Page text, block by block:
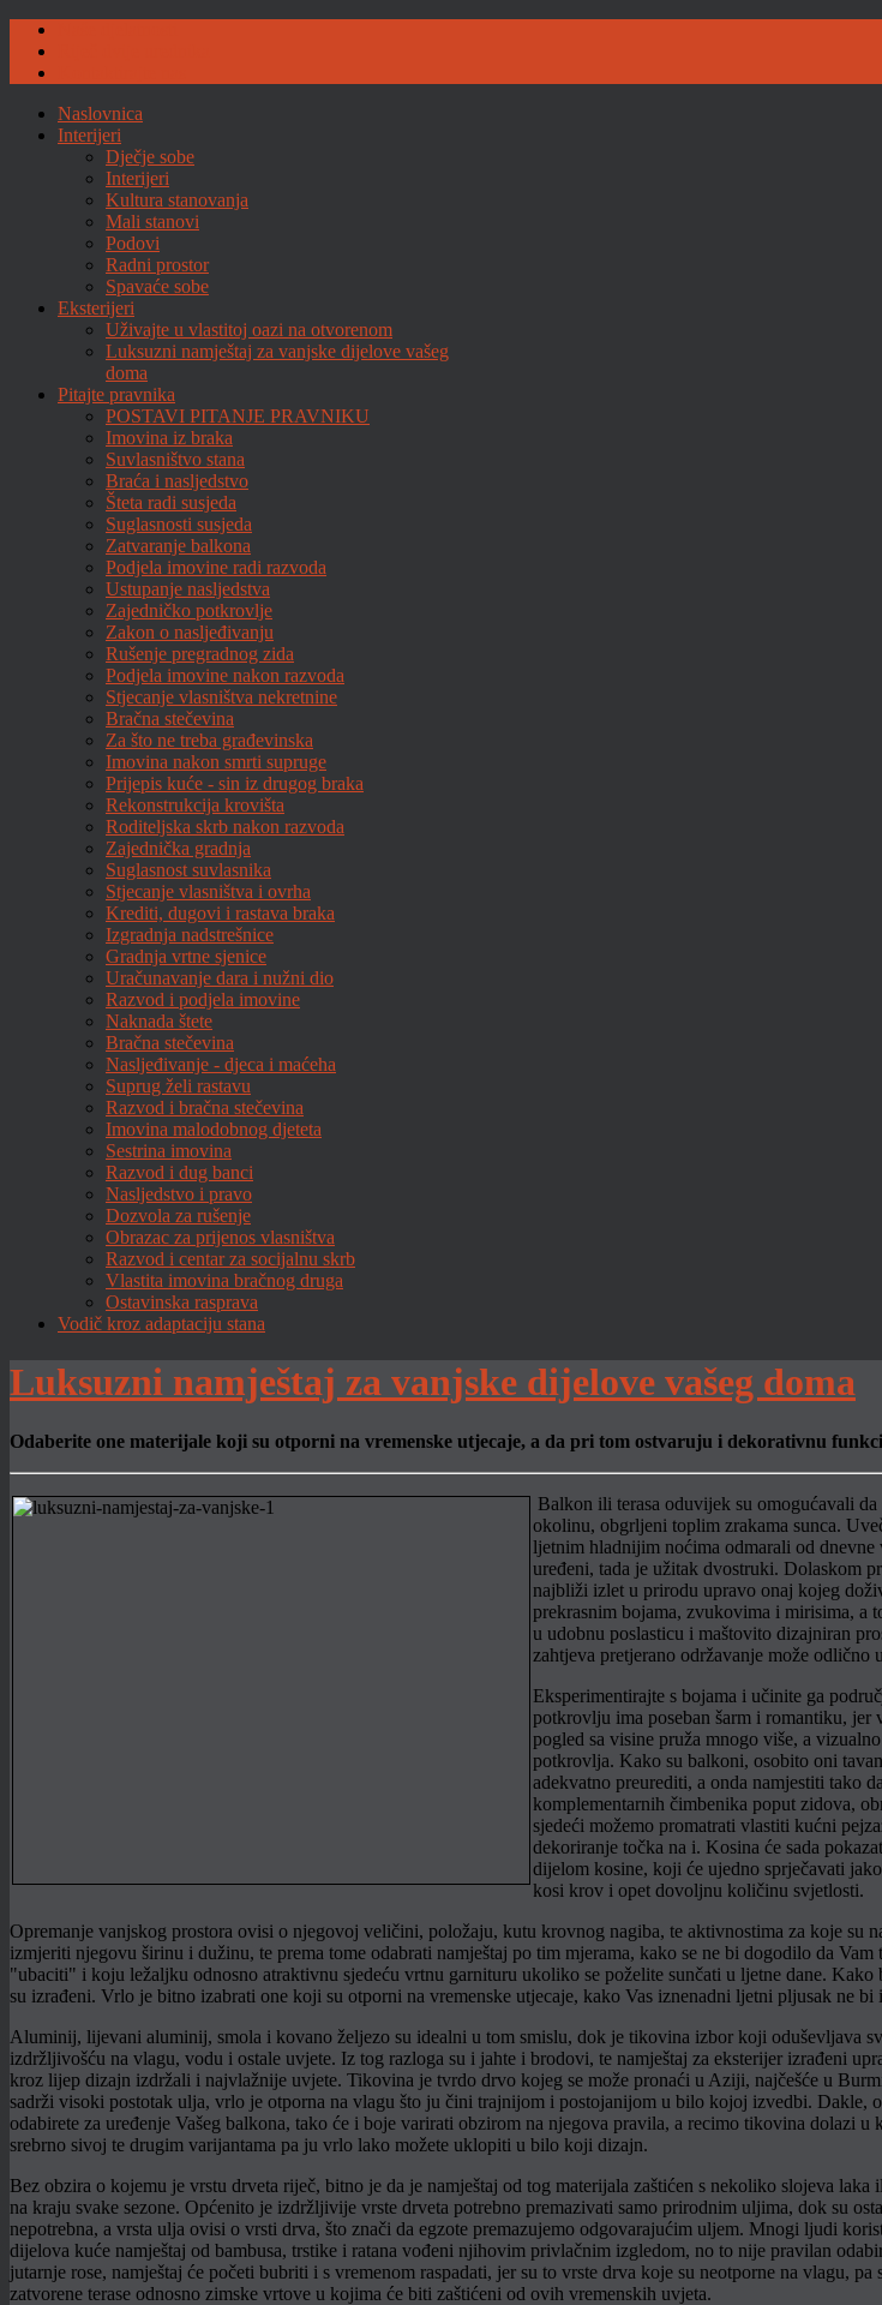
Naslovnica
Interijeri
Dječje sobe
Interijeri
Kultura stanovanja
Mali stanovi
Podovi
Radni prostor
Spavaće sobe
Eksterijeri
Uživajte u vlastitoj oazi na otvorenom
Luksuzni namještaj za vanjske dijelove vašeg
doma
Pitajte pravnika
POSTAVI PITANJE PRAVNIKU
Imovina iz braka
Suvlasništvo stana
Braća i nasljedstvo
Šteta radi susjeda
Suglasnosti susjeda
Zatvaranje balkona
Podjela imovine radi razvoda
Ustupanje nasljedstva
Zajedničko potkrovlje
Zakon o nasljeđivanju
Rušenje pregradnog zida
Podjela imovine nakon razvoda
Stjecanje vlasništva nekretnine
Bračna stečevina
Za što ne treba građevinska
Imovina nakon smrti supruge
Prijepis kuće - sin iz drugog braka
Rekonstrukcija krovišta
Roditeljska skrb nakon razvoda
Zajednička gradnja
Suglasnost suvlasnika
Stjecanje vlasništva i ovrha
Krediti, dugovi i rastava braka
Izgradnja nadstrešnice
Gradnja vrtne sjenice
Uračunavanje dara i nužni dio
Razvod i podjela imovine
Naknada štete
Bračna stečevina
Nasljeđivanje - djeca i maćeha
Suprug želi rastavu
Razvod i bračna stečevina
Imovina malodobnog djeteta
Sestrina imovina
Razvod i dug banci
Nasljedstvo i pravo
Dozvola za rušenje
Obrazac za prijenos vlasništva
Razvod i centar za socijalnu skrb
Vlastita imovina bračnog druga
Ostavinska rasprava
Vodič kroz adaptaciju stana
Luksuzni namještaj za vanjske dijelove vašeg doma
Odaberite one materijale koji su otporni na vremenske utjecaje, a da pri tom ostvaruju i dekorativnu
Balkon ili terasa oduvijek su omogućavali
okolinu, obgrljeni toplim zrakama sunca.
ljetnim hladnijim noćima odmarali od
uređeni, tada je užitak dvostruki. Dolaskom
najbliži izlet u prirodu upravo onaj kojeg
prekrasnim bojama, zvukovima i mirisima, a
u udobnu poslasticu i maštovito dizajniran
zahtjeva pretjerano održavanje može
Eksperimentirajte s bojama i učinite ga
potkrovlju ima poseban šarm i romantiku, jer
pogled sa visine pruža mnogo više, a
potkrovlja. Kako su balkoni, osobito oni
adekvatno preurediti, a onda namjestiti tako
komplementarnih čimbenika poput zidova,
sjedeći možemo promatrati vlastiti kućni
dekoriranje točka na i. Kosina će sada
dijelom kosine, koji će ujedno sprječavati
kosi krov i opet dovoljnu količinu svjetlosti.
Opremanje vanjskog prostora ovisi o njegovoj veličini, položaju, kutu krovnog nagiba, te aktivnostima za koje
izmjeriti njegovu širinu i dužinu, te prema tome odabrati namještaj po tim mjerama, kako se ne bi dogodilo da
"ubaciti" i koju ležaljku odnosno atraktivnu sjedeću vrtnu garnituru ukoliko se poželite sunčati u ljetne dane.
su izrađeni. Vrlo je bitno izabrati one koji su otporni na vremenske utjecaje, kako Vas iznenadni ljetni pljusak ne
Aluminij, lijevani aluminij, smola i kovano željezo su idealni u tom smislu, dok je tikovina izbor koji oduševljava
izdržljivošću na vlagu, vodu i ostale uvjete. Iz tog razloga su i jahte i brodovi, te namještaj za eksterijer izrađeni
kroz lijep dizajn izdržali i najvlažnije uvjete. Tikovina je tvrdo drvo kojeg se može pronaći u Aziji, najčešće u
sadrži visoki postotak ulja, vrlo je otporna na vlagu što ju čini trajnijom i postojanijom u bilo kojoj izvedbi. Dakle,
odabirete za uređenje Vašeg balkona, tako će i boje varirati obzirom na njegova pravila, a recimo tikovina dolazi u
srebrno sivoj te drugim varijantama pa ju vrlo lako možete uklopiti u bilo koji dizajn.
Bez obzira o kojemu je vrstu drveta riječ, bitno je da je namještaj od tog materijala zaštićen s nekoliko slojeva
na kraju svake sezone. Općenito je izdržljivije vrste drveta potrebno premazivati samo prirodnim uljima, dok su
nepotrebna, a vrsta ulja ovisi o vrsti drva, što znači da egzote premazujemo odgovarajućim uljem. Mnogi ljudi
dijelova kuće namještaj od bambusa, trstike i ratana vođeni njihovim privlačnim izgledom, no to nije pravilan
jutarnje rose, namještaj će početi bubriti i s vremenom raspadati, jer su to vrste drva koje su neotporne na vlagu,
zatvorene terase odnosno zimske vrtove u kojima će biti zaštićeni od ovih vremenskih uvjeta.